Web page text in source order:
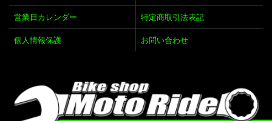
営業日カレンダー 特定商取引法表記
個人情報保護 お問い合わせ